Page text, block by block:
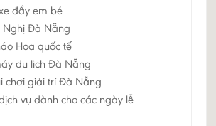
đẩy em bé
Nghị Đà Nẵng
Hoa quốc tế
du lich Đà Nẵng
chơi giải trí Đà Nẵng
vụ dành cho các ngày lễ